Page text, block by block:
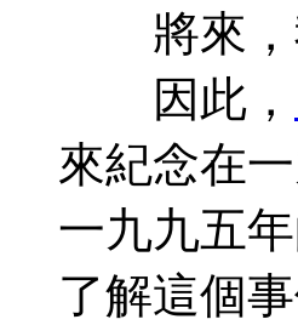
將來，
因此，
來紀念在
一九九五
了解這個